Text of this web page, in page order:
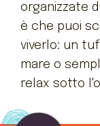
organizzate
è che puoi
viverlo: un
mare o
relax sotto